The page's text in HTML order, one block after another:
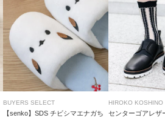
BUYERS SELECT
【senko】SDS チビシマエナガち
HIROKO KOSHINO
センターゴアレザ